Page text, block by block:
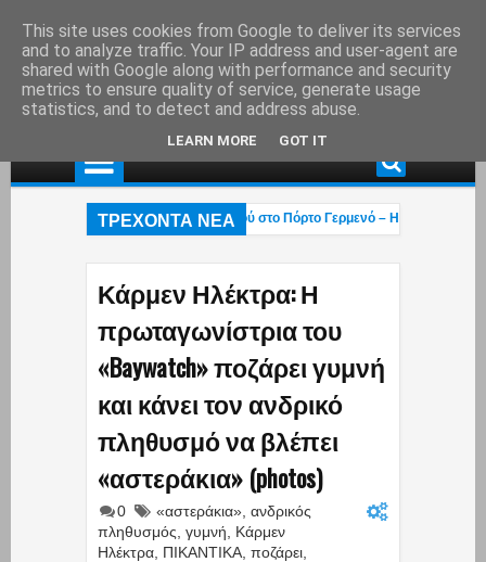
ΤΡΕΧΟΝΤΑ ΝΕΑ
Στάχτη το εξοχικό του ηθοποιού στο Πόρτο Γερμενό – Η ανάρτηση του
Κάρμεν Ηλέκτρα: Η
πρωταγωνίστρια του
«Baywatch» ποζάρει γυμνή
και κάνει τον ανδρικό
πληθυσμό να βλέπει
«αστεράκια» (photos)
0 «αστεράκια» ανδρικός
πληθυσμός γυμνή
Κάρμεν
Ηλέκτρα ΠΙΚΑΝΤΙΚΑ ποζάρει
This site uses cookies from Google to deliver its services
and to analyze traffic. Your IP address and user-agent are
shared with Google along with performance and security
metrics to ensure quality of service, generate usage
statistics, and to detect and address abuse.
LEARN MORE GOT IT